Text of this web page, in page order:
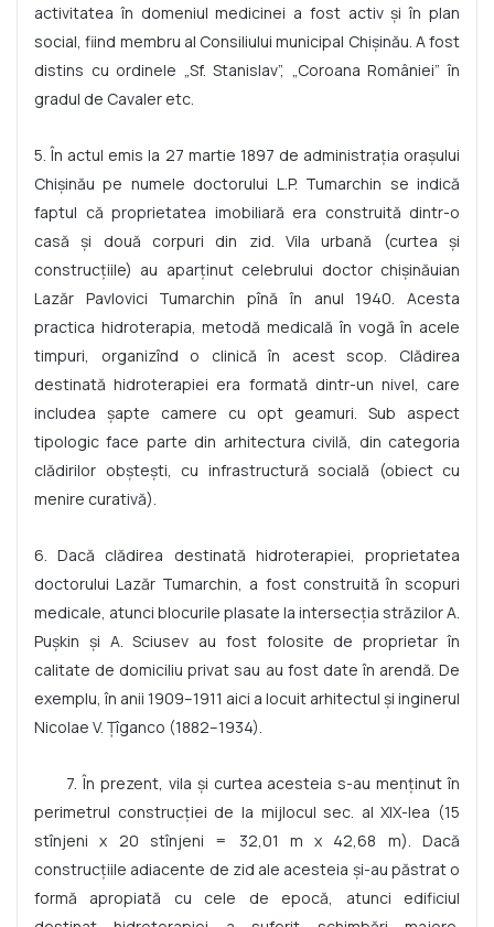
activitatea în domeniul medicinei a fost activ și în plan
social, fiind membru al Consiliului municipal Chișinău. A fost
distins cu ordinele „Sf. Stanislav”, „Coroana României” în
gradul de Cavaler etc.
5. În actul emis la 27 martie 1897 de administrația orașului
Chișinău pe numele doctorului L.P. Tumarchin se indică
faptul că proprietatea imobiliară era construită dintr-o
casă și două corpuri din zid. Vila urbană (curtea și
construcțiile) au aparținut celebrului doctor chișinăuian
Lazăr Pavlovici Tumarchin pînă în anul 1940. Acesta
practica hidroterapia, metodă medicală în vogă în acele
timpuri, organizînd o clinică în acest scop. Clădirea
destinată hidroterapiei era formată dintr-un nivel, care
includea șapte camere cu opt geamuri. Sub aspect
tipologic face parte din arhitectura civilă, din categoria
clădirilor obștești, cu infrastructură socială (obiect cu
menire curativă).
6. Dacă clădirea destinată hidroterapiei, proprietatea
doctorului Lazăr Tumarchin, a fost construită în scopuri
medicale, atunci blocurile plasate la intersecția străzilor A.
Pușkin și A. Sciusev au fost folosite de proprietar în
calitate de domiciliu privat sau au fost date în arendă. De
exemplu, în anii 1909–1911 aici a locuit arhitectul și inginerul
Nicolae V. Țîganco (1882–1934).
7. În prezent, vila și curtea acesteia s-au menținut în
perimetrul construcției de la mijlocul sec. al XIX-lea (15
stînjeni x 20 stînjeni = 32,01 m x 42,68 m). Dacă
construcțiile adiacente de zid ale acesteia și-au păstrat o
formă apropiată cu cele de epocă, atunci edificiul